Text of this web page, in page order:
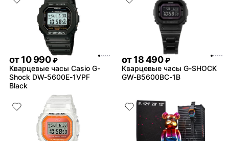
от10 990 ₽
Кварцевые часы Casio G-
Shock DW-5600E-1VPF
Black
от18 490 ₽
Кварцевые часы G-SHOCK
GW-B5600BC-1B